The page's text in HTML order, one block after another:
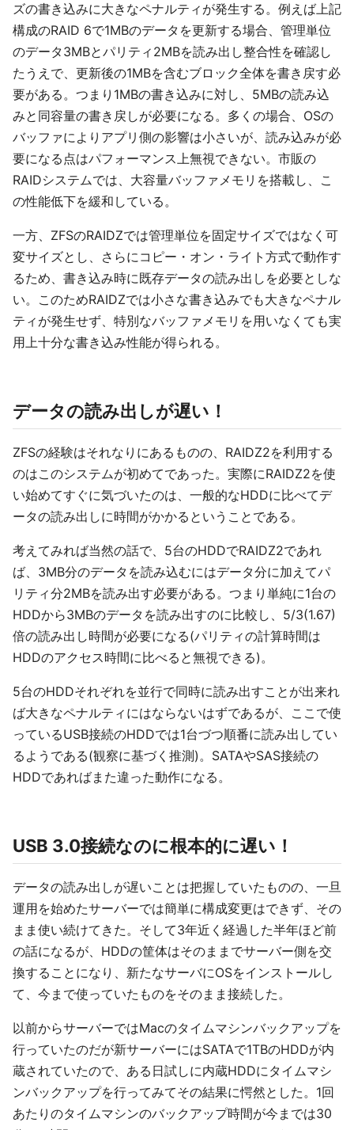
ズの書き込みに大きなペナルティが発生する。例えば上記
構成のRAID 6で1MBのデータを更新する場合、管理単位
のデータ3MBとパリティ2MBを読み出し整合性を確認し
たうえで、更新後の1MBを含むブロック全体を書き戻す必
要がある。つまり1MBの書き込みに対し、5MBの読み込
みと同容量の書き戻しが必要になる。多くの場合、OSの
バッファによりアプリ側の影響は小さいが、読み込みが必
要になる点はパフォーマンス上無視できない。市販の
RAIDシステムでは、大容量バッファメモリを搭載し、こ
の性能低下を緩和している。
一方、ZFSのRAIDZでは管理単位を固定サイズではなく可
変サイズとし、さらにコピー・オン・ライト方式で動作す
るため、書き込み時に既存データの読み出しを必要としな
い。このためRAIDZでは小さな書き込みでも大きなペナル
ティが発生せず、特別なバッファメモリを用いなくても実
用上十分な書き込み性能が得られる。
データの読み出しが遅い！
ZFSの経験はそれなりにあるものの、RAIDZ2を利用する
のはこのシステムが初めてであった。実際にRAIDZ2を使
い始めてすぐに気づいたのは、一般的なHDDに比べてデ
ータの読み出しに時間がかかるということである。
考えてみれば当然の話で、5台のHDDでRAIDZ2であれ
ば、3MB分のデータを読み込むにはデータ分に加えてパ
リティ分2MBを読み出す必要がある。つまり単純に1台の
HDDから3MBのデータを読み出すのに比較し、5/3(1.67)
倍の読み出し時間が必要になる(パリティの計算時間は
HDDのアクセス時間に比べると無視できる)。
5台のHDDそれぞれを並行で同時に読み出すことが出来れ
ば大きなペナルティにはならないはずであるが、ここで使
っているUSB接続のHDDでは1台づつ順番に読み出してい
るようである(観察に基づく推測)。SATAやSAS接続の
HDDであればまた違った動作になる。
USB 3.0接続なのに根本的に遅い！
データの読み出しが遅いことは把握していたものの、一旦
運用を始めたサーバーでは簡単に構成変更はできず、その
まま使い続けてきた。そして3年近く経過した半年ほど前
の話になるが、HDDの筐体はそのままでサーバー側を交
換することになり、新たなサーバにOSをインストールし
て、今まで使っていたものをそのまま接続した。
以前からサーバーではMacのタイムマシンバックアップを
行っていたのだが新サーバーにはSATAで1TBのHDDが内
蔵されていたので、ある日試しに内蔵HDDにタイムマシ
ンバックアップを行ってみてその結果に愕然とした。1回
あたりのタイムマシンのバックアップ時間が今までは30